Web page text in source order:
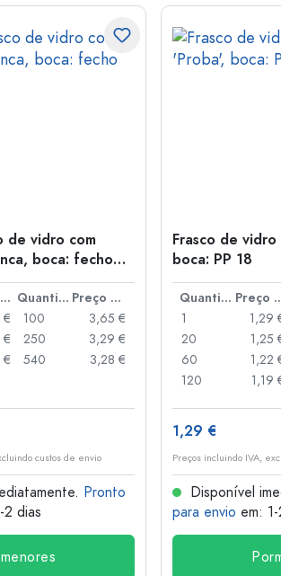
de vidro com
boca: fecho
Preço por peça Quantidade
Preço por peça
€
€
€
100
3,65 €
250
3,29 €
540
3,28 €
custos de envio
Pronto
2 dias
Frasco de
boca: PP 18
Quantidade Preço
1
1,29
20
1,25
60
1,22
120
1,19
1,29 €
Preços incluindo IVA,
Disponível
para envio em: